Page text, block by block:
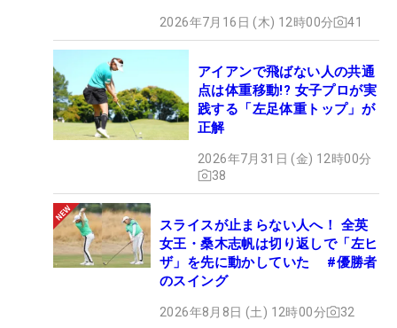
2026年7月16日 (木) 12時00分 41
アイアンで飛ばない人の共通
点は体重移動!? 女子プロが実
践する「左足体重トップ」が
正解
2026年7月31日 (金) 12時00分
38
スライスが止まらない人へ！ 全英
女王・桑木志帆は切り返しで「左ヒ
ザ」を先に動かしていた #優勝者
のスイング
2026年8月8日 (土) 12時00分 32